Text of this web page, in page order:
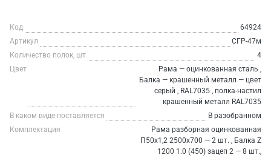
Код
64924
Артикул
СГР-47м
Количество полок, шт
4
Цвет
Рама — оцинкованная сталь ,
Балка — крашенный металл — цвет
серый , RAL7035 , полка-настил
крашенный металл RAL7035
В каком виде поставляется
В разобранном
Комплектация
Рама разборная оцинкованная
П50х1,2 2500х700 — 2 шт. , Балка Z
1200 1.0 (450) зацеп 2 — 8 шт.,